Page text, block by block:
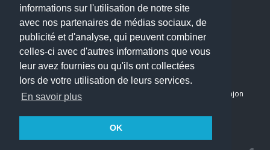
informations sur l'utilisation de notre site
avec nos partenaires de médias sociaux, de
publicité et d'analyse, qui peuvent combiner
celles-ci avec d'autres informations que vous
leur avez fournies ou qu'ils ont collectées
lors de votre utilisation de leurs services.
En savoir plus
OK
Nous contacter
Accueil
Blog
Mon compte
Dernier avis : PASCAL DELCAMPE, Chirurgien maxillo-faciale à Arpajon